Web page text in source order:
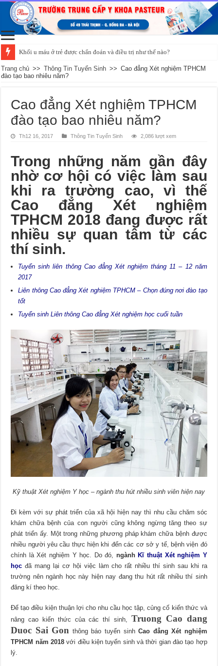
Đường huyết ổn
Trang chủ >> Thông Tin Tuyển Sinh >> Cao đẳng Xét nghiệm TPHCM
đào tạo bao nhiêu năm?
Cao đẳng Xét nghiệm TPHCM
đào tạo bao nhiêu năm?
Th12 16, 2017 Thông Tin Tuyển Sinh 2,086 lượt xem
Trong những năm gần đây
nhờ cơ hội có việc làm sau
khi ra trường cao, vì thế
Cao đẳng Xét nghiệm
TPHCM 2018 đang được rất
nhiều sự quan tâm từ các
thí sinh.
Tuyển sinh liên thông Cao đẳng Xét nghiệm tháng 11 – 12 năm
2017
Liên thông Cao đẳng Xét nghiệm TPHCM – Chọn đúng nơi đào tạo
tốt
Tuyển sinh Liên thông Cao đẳng Xét nghiệm học cuối tuần
Kỹ thuật Xét nghiệm Y học – ngành thu hút nhiều sinh viên hiện nay
Đi kèm với sự phát triển của xã hội hiện nay thì nhu cầu chăm sóc
khám chữa bệnh của con người cũng không ngừng tăng theo sự
phát triển ấy. Một trong những phương pháp khám chữa bệnh được
nhiều người yêu cầu thực hiện khi đến các cơ sở y tế, bệnh viện đó
chính là Xét nghiệm Y học. Do đó, ngành Kĩ thuật Xét nghiệm Y
học đã mang lại cơ hội việc làm cho rất nhiều thí sinh sau khi ra
trường nên ngành học này hiện nay đang thu hút rất nhiều thí sinh
đăng kí theo học.
Để tạo điều kiện thuận lợi cho nhu cầu học tập, củng cố kiến thức và
nâng cao kiến thức của các thí sinh,Truong Cao dang
Duoc Sai Gon thông báo tuyển sinhCao đẳng Xét nghiệm
TPHCM năm 2018với điều kiện tuyển sinh và thời gian đào tạo hợp
lý.